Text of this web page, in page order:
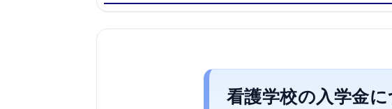
看護学校の入学金